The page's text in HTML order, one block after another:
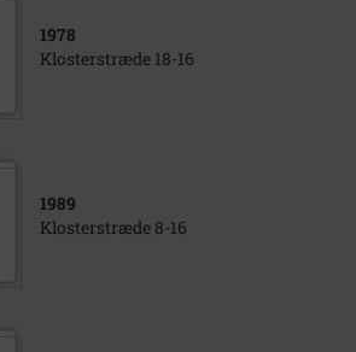
1978
Klosterstræde 18-16
1989
Klosterstræde 8-16